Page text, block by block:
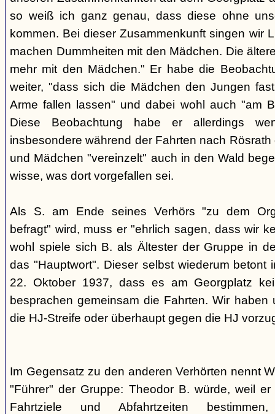
so weiß ich ganz genau, dass diese ohne
kommen. Bei dieser Zusammenkunft singen wir
machen Dummheiten mit den Mädchen. Die
mehr mit den Mädchen." Er habe die
weiter, "dass sich die Mädchen den Jungen
Arme fallen lassen" und dabei wohl auch "am
Diese Beobachtung habe er allerdings
insbesondere während der Fahrten nach
und Mädchen "vereinzelt" auch in den Wald
wisse, was dort vorgefallen sei.
Als S. am Ende seines Verhörs "zu dem
befragt" wird, muss er "ehrlich sagen, dass wir
wohl spiele sich B. als Ältester der Gruppe in
das "Hauptwort". Dieser selbst wiederum betont
22. Oktober 1937, dass es am Georgplatz
besprachen gemeinsam die Fahrten. Wir
die HJ-Streife oder überhaupt gegen die HJ
Im Gegensatz zu den anderen Verhörten nennt
"Führer" der Gruppe: Theodor B. würde, weil
Fahrtziele und Abfahrtzeiten